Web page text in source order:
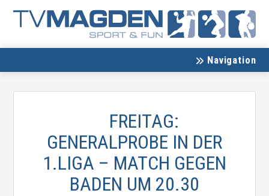
Navigation
FREITAG:
GENERALPROBE IN DER
1.LIGA – MATCH GEGEN
BADEN UM 20.30